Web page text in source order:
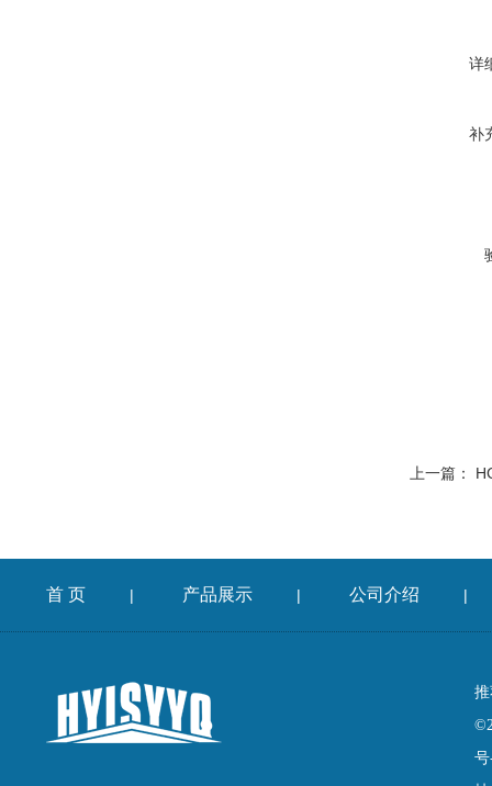
详
补
上一篇：
首 页 | 产品展示 | 公司介绍 |
号